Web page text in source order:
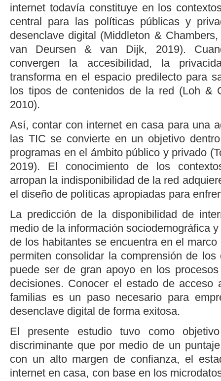
internet todavía constituye en los
central para las políticas públicas y
desenclave digital (Middleton &
van Deursen & van Dijk, 2019).
convergen la accesibilidad, la
transforma en el espacio predilecto para
los tipos de contenidos de la red (Loh &
2010).
Así, contar con internet en casa para una
las TIC se convierte en un objetivo
programas en el ámbito público y privado (
2019). El conocimiento de los
arropan la indisponibilidad de la red
el diseño de políticas apropiadas para
La predicción de la disponibilidad de
medio de la información sociodemográfica
de los habitantes se encuentra en el
permiten consolidar la comprensión de
puede ser de gran apoyo en los
decisiones. Conocer el estado de
familias es un paso necesario para
desenclave digital de forma exitosa.
El presente estudio tuvo como
discriminante que por medio de un
con un alto margen de confianza, el
internet en casa, con base en los